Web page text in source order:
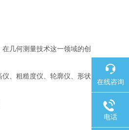
几何测量技术这一领域的创
、粗糙度仪、轮廓仪、形状
在线咨询
电话